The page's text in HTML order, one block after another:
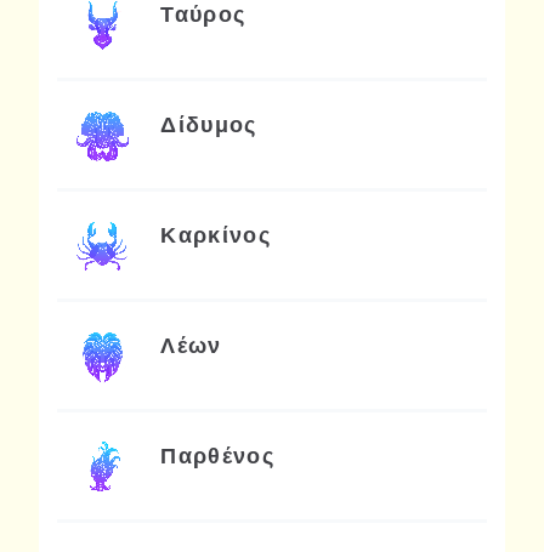
Ταύρος
Δίδυμος
Καρκίνος
Λέων
Παρθένος